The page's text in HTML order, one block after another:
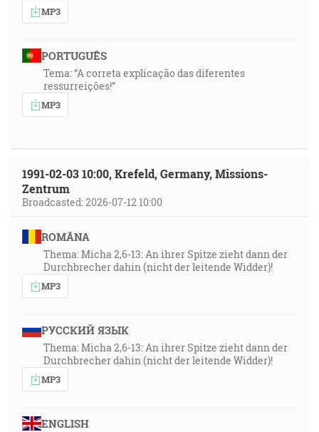
MP3
PORTUGUÊS
Tema: “A correta explicação das diferentes
ressurreições!”
MP3
1991-02-03 10:00, Krefeld, Germany, Missions-
Zentrum
Broadcasted: 2026-07-12 10:00
ROMÂNA
Thema: Micha 2,6-13: An ihrer Spitze zieht dann der
Durchbrecher dahin (nicht der leitende Widder)!
MP3
РУССКИЙ ЯЗЫК
Thema: Micha 2,6-13: An ihrer Spitze zieht dann der
Durchbrecher dahin (nicht der leitende Widder)!
MP3
ENGLISH